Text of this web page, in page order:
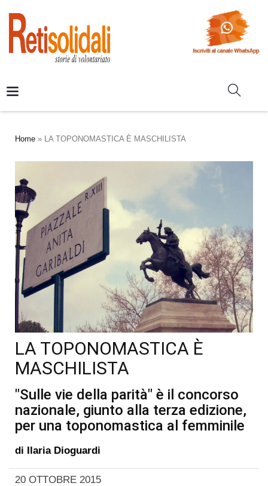
Home » LA TOPONOMASTICA È MASCHILISTA
LA TOPONOMASTICA È
MASCHILISTA
"Sulle vie della parità" è il concorso
nazionale, giunto alla terza edizione,
per una toponomastica al femminile
di Ilaria Dioguardi
20 OTTOBRE 2015